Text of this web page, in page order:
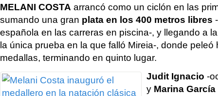
MELANI COSTA arrancó como un ciclón en las
sumando una gran plata en los 400 metros libres
española en las carreras en piscina-, y llegando a
la única prueba en la que falló Mireia-, donde peleó
medallas, terminando en quinto lugar.
Judit Ignacio -
y Marina García